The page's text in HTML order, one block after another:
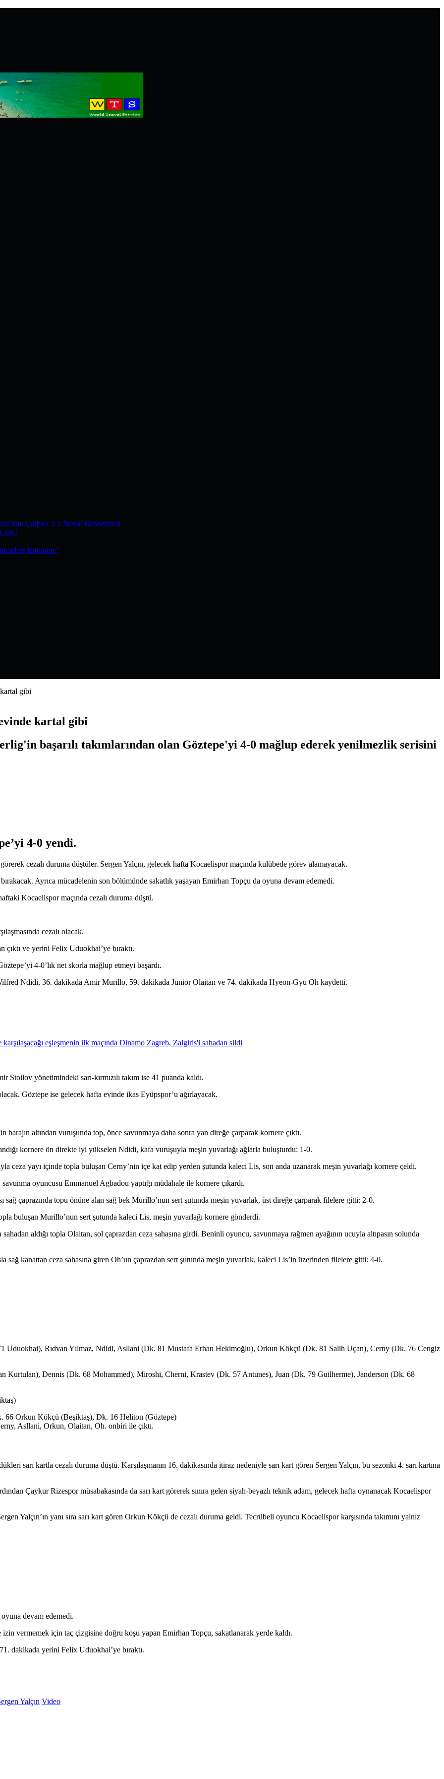
Çarpıcı ‘La Nona’ Benzetmesi
Ruhudur”
gibi
kartal gibi
başarılı takımlarından olan Göztepe'yi 4-0 mağlup ederek yenilmezlik serisini
4-0 yendi.
cezalı duruma düştüler. Sergen Yalçın, gelecek hafta Kocaelispor maçında kulübede görev alamayacak.
Ayrıca mücadelenin son bölümünde sakatlık yaşayan Emirhan Topçu da oyuna devam edemedi.
Kocaelispor maçında cezalı duruma düştü.
cezalı olacak.
ve yerini Felix Uduokhai’ye bıraktı.
4-0’lık net skorla mağlup etmeyi başardı.
Ndidi, 36. dakikada Amir Murillo, 59. dakikada Junior Olaitan ve 74. dakikada Hyeon-Gyu Oh kaydetti.
Stoilov yönetimindeki sarı-kırmızılı takım ise 41 puanda kaldı.
Göztepe ise gelecek hafta evinde ikas Eyüpspor’u ağırlayacak.
altından vuruşunda top, önce savunmaya daha sonra yan direğe çarparak kornere çıktı.
kornere ön direkte iyi yükselen Ndidi, kafa vuruşuyla meşin yuvarlağı ağlarla buluşturdu: 1-0.
ceza yayı içinde topla buluşan Cerny’nin içe kat edip yerden şutunda kaleci Lis, son anda uzanarak meşin yuvarlağı kornere çeldi.
oyuncusu Emmanuel Agbadou yaptığı müdahale ile kornere çıkardı.
çaprazında topu önüne alan sağ bek Murillo’nun sert şutunda meşin yuvarlak, üst direğe çarparak filelere gitti: 2-0.
buluşan Murillo’nun sert şutunda kaleci Lis, meşin yuvarlağı kornere gönderdi.
aldığı topla Olaitan, sol çaprazdan ceza sahasına girdi. Beninli oyuncu, savunmaya rağmen ayağının ucuyla altıpasın solunda
sağ kanattan ceza sahasına giren Oh’un çaprazdan sert şutunda meşin yuvarlak, kaleci Lis’in üzerinden filelere gitti: 4-0.
Uduokhai), Rıdvan Yılmaz, Ndidi, Asllani (Dk. 81 Mustafa Erhan Hekimoğlu), Orkun Kökçü (Dk. 81 Salih Uçan), Cerny (Dk. 76 Cengiz
Dennis (Dk. 68 Mohammed), Miroshi, Cherni, Krastev (Dk. 57 Antunes), Juan (Dk. 79 Guilherme), Janderson (Dk. 68
66 Orkun Kökçü (Beşiktaş), Dk. 16 Heliton (Göztepe)
Asllani, Orkun, Olaitan, Oh. onbiri ile çıktı.
sarı kartla cezalı duruma düştü. Karşılaşmanın 16. dakikasında itiraz nedeniyle sarı kart gören Sergen Yalçın, bu sezonki 4. sarı kartına
Çaykur Rizespor müsabakasında da sarı kart görerek sınıra gelen siyah-beyazlı teknik adam, gelecek hafta oynanacak Kocaelispor
Yalçın’ın yanı sıra sarı kart gören Orkun Kökçü de cezalı duruma geldi. Tecrübeli oyuncu Kocaelispor karşısında takımını yalnız
oyuna devam edemedi.
vermemek için taç çizgisine doğru koşu yapan Emirhan Topçu, sakatlanarak yerde kaldı.
dakikada yerini Felix Uduokhai’ye bıraktı.
Yalçın Video